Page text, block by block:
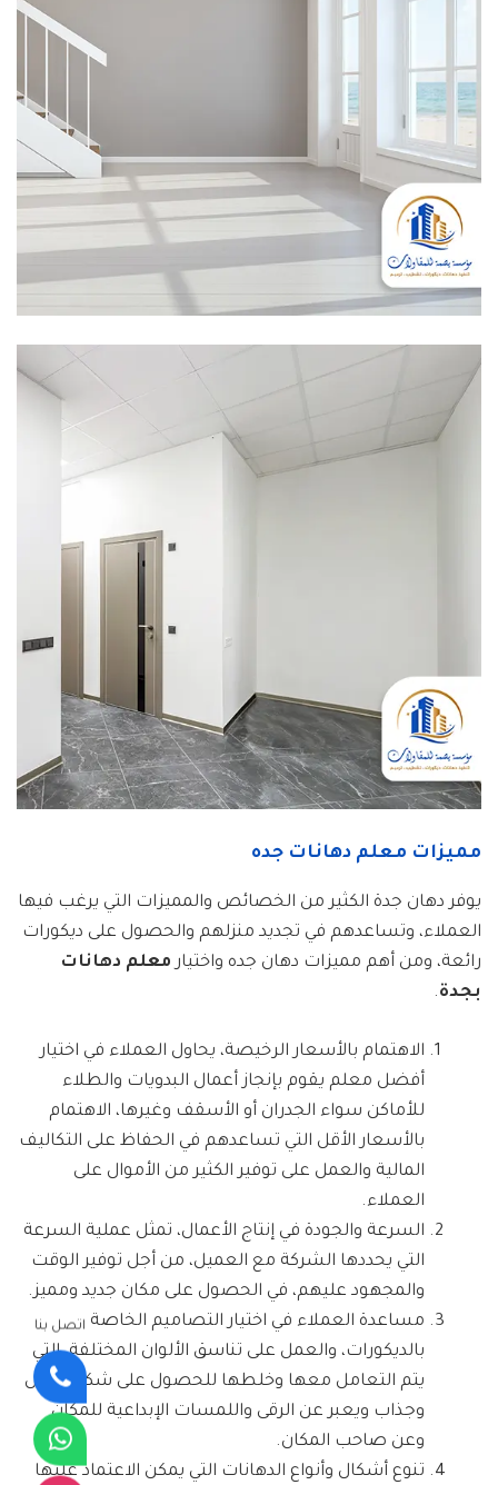
مميزات معلم دهانات جده
يوفر دهان جدة الكثير من الخصائص والمميزات التي يرغب فيها
العملاء، وتساعدهم في تجديد منزلهم والحصول على ديكورات
رائعة، ومن أهم مميزات دهان جده واختيارمعلم دهانات
بجدة.
الاهتمام بالأسعار الرخيصة، يحاول العملاء في اختيار
أفضل معلم يقوم بإنجاز أعمال البدويات والطلاء
للأماكن سواء الجدران أو الأسقف وغيرها، الاهتمام
بالأسعار الأقل التي تساعدهم في الحفاظ على التكاليف
المالية والعمل على توفير الكثير من الأموال على
العملاء.
السرعة والجودة في إنتاج الأعمال، تمثل عملية السرعة
التي يحددها الشركة مع العميل، من أجل توفير الوقت
والمجهود عليهم، في الحصول على مكان جديد ومميز.
مساعدة العملاء في اختيار التصاميم الخاصة
بالديكورات، والعمل على تناسق الألوان المختلفة، التي
يتم التعامل معها وخلطها للحصول على شكل جميل
وجذاب ويعبر عن الرقى واللمسات الإبداعية للمكان
وعن صاحب المكان.
تنوع أشكال وأنواع الدهانات التي يمكن الاعتماد عليها
اتصل بنا